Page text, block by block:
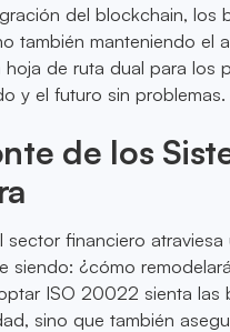
del blockchain, los
también manteniendo el
de ruta dual para los
y el futuro sin problemas.
de los
sector financiero
siendo: ¿cómo
ISO 20022 sienta
sino que también